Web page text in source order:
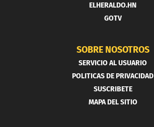
ELHERALDO.HN
GOTV
SOBRE NOSOTROS
SERVICIO AL USUARIO
POLITICAS DE PRIVACIDAD
SUSCRIBETE
MAPA DEL SITIO